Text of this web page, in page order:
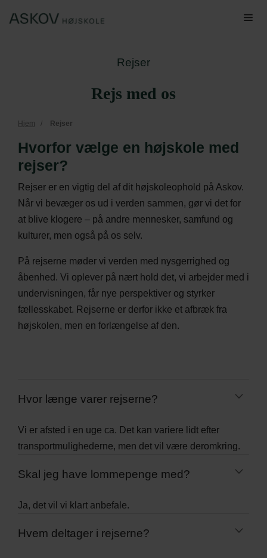
Rejser
Rejs med os
Hjem / Rejser
Hvorfor vælge en højskole med
rejser?
Rejser er en vigtig del af dit højskoleophold på Askov.
Når vi bevæger os ud i verden sammen, gør vi det for
at blive klogere – på andre mennesker, samfund og
kulturer, men også på os selv.
På rejserne møder vi verden med nysgerrighed og
åbenhed. Vi oplever på nært hold det, vi arbejder med i
undervisningen, får nye perspektiver og styrker
fællesskabet. Rejserne er derfor ikke et afbræk fra
højskolen, men en forlængelse af den.
Hvor længe varer rejserne?
Vi er afsted i en uge ca. Det kan variere lidt efter
transportmulighederne, men det vil være deromkring.
Skal jeg have lommepenge med?
Ja, det vil vi klart anbefale.
Hvem deltager i rejserne?